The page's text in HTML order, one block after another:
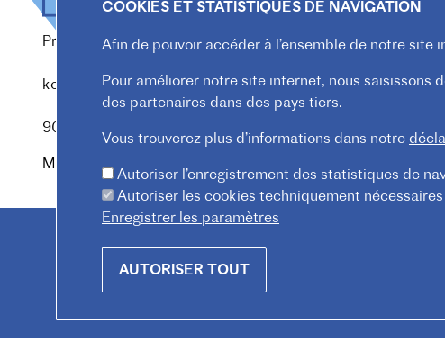
Praterstraße 38, 1020 Wien
kommunikation@institutfr.at
(+43) (01) - 90 90 89
90
Mitarbeiter*innen finden
COOKIES ET STATISTIQUES DE NAVIGATION
Afin de pouvoir accéder à l’ensemble de notre site
Pour améliorer notre site internet, nous
des partenaires dans des pays tiers.
Vous trouverez plus d’informations dans notre
Autoriser l’enregistrement des statistiques de
Autoriser les cookies techniquement nécessaires
Enregistrer les paramètres
AUTORISER TOUT